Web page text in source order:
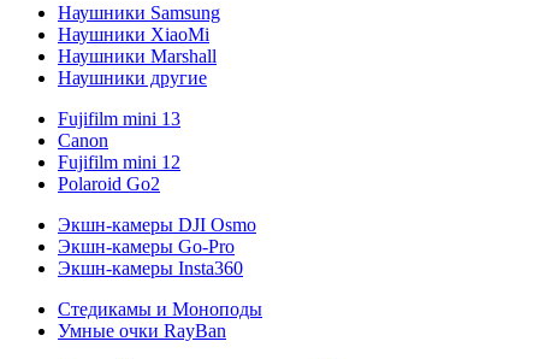
Наушники Samsung
Наушники XiaoMi
Наушники Marshall
Наушники другие
Fujifilm mini 13
Canon
Fujifilm mini 12
Polaroid Go2
Экшн-камеры DJI Osmo
Экшн-камеры Go-Pro
Экшн-камеры Insta360
Стедикамы и Моноподы
Умные очки RayBan